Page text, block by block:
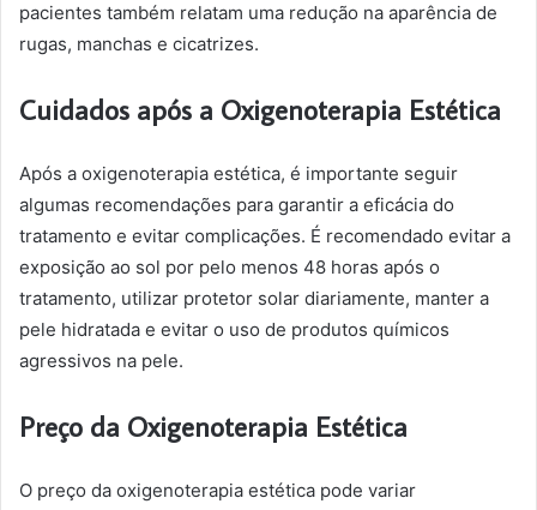
pacientes também relatam uma redução na aparência de
rugas, manchas e cicatrizes.
Cuidados após a Oxigenoterapia Estética
Após a oxigenoterapia estética, é importante seguir
algumas recomendações para garantir a eficácia do
tratamento e evitar complicações. É recomendado evitar a
exposição ao sol por pelo menos 48 horas após o
tratamento, utilizar protetor solar diariamente, manter a
pele hidratada e evitar o uso de produtos químicos
agressivos na pele.
Preço da Oxigenoterapia Estética
O preço da oxigenoterapia estética pode variar